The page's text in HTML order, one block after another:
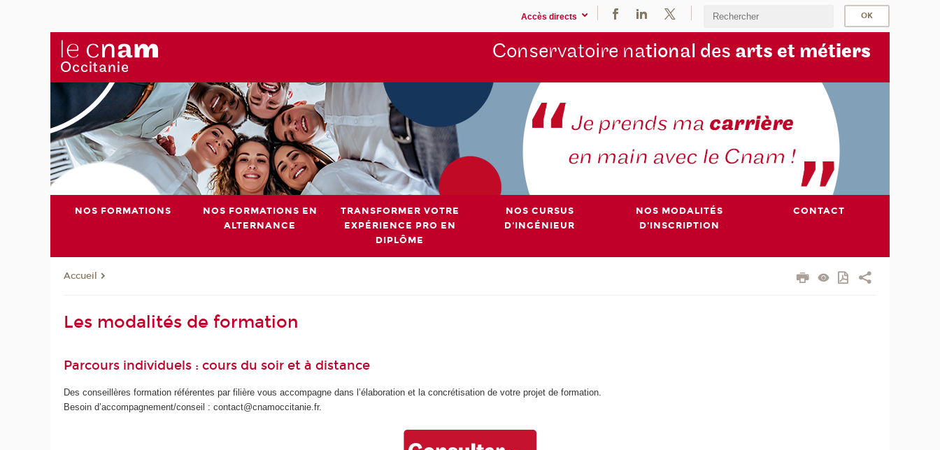
Accès directs
Conservatoire national des arts et métiers
NOS FORMATIONS
NOS FORMATIONS EN
ALTERNANCE
TRANSFORMER VOTRE
EXPÉRIENCE PRO EN
DIPLÔME
NOS CURSUS
D'INGÉNIEUR
NOS MODALITÉS
D'INSCRIPTION
CONTACT
Accueil
Les modalités de formation
Parcours individuels : cours du soir et à distance
Des conseillères formation référentes par filière vous accompagne dans l’élaboration et la concrétisation de votre projet de formation.
Besoin d’accompagnement/conseil : contact@cnamoccitanie.fr.